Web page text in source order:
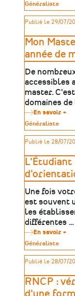
le
Type
de
patrimoine
Généraliste
Publié le 29/07/
Mon
année de
De
accessibles
master.
domaines
En savoir +
:
de
Type
de
patrimoine
Généraliste
Publié le 28/07/
Une fois
est souvent
les
différentes …
En savoir +
Type
de
patrimoine
Généraliste
Publié le 28/07/
RNCP :